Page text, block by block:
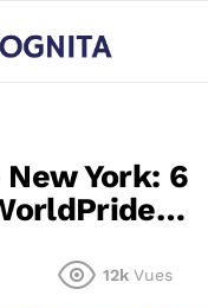
York: 6
12k Vues